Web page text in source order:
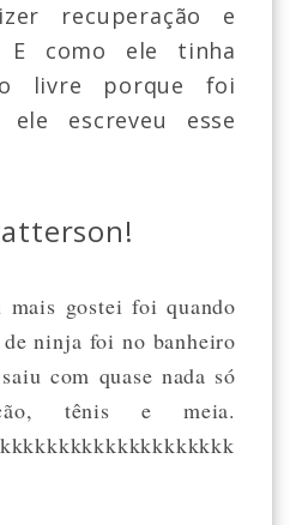
recuperação e
E como ele tinha
livre porque foi
ele escreveu esse
mais gostei foi quando
ninja foi no banheiro
com quase nada só
tênis e meia.